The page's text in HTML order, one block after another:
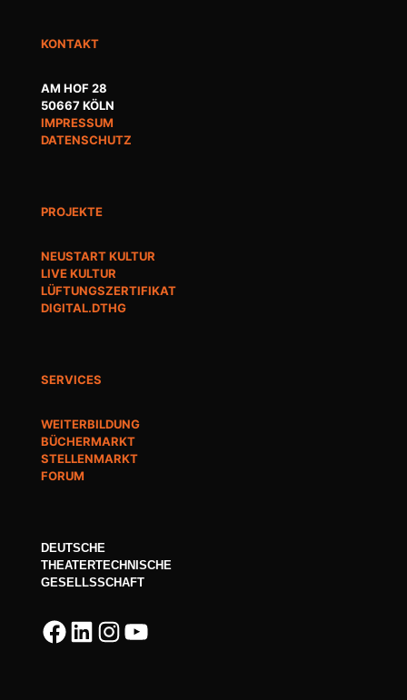
KONTAKT
AM HOF 28
50667 KÖLN
IMPRESSUM
DATENSCHUTZ
PROJEKTE
NEUSTART KULTUR
LIVE KULTUR
LÜFTUNGSZERTIFIKAT
DIGITAL.DTHG
SERVICES
WEITERBILDUNG
BÜCHERMARKT
STELLENMARKT
FORUM
DEUTSCHE
THEATERTECHNISCHE
GESELLSSCHAFT
Facebook
LinkedIn
Instagram
YouTube